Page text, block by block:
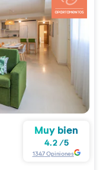
Muy bien
4.2/5
1347Opiniones